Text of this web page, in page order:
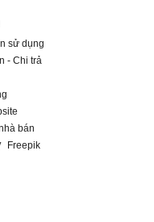
sử dụng
- Chi trả
bán
Freepik